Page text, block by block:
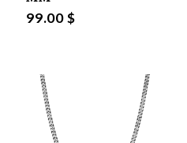
99.00 $